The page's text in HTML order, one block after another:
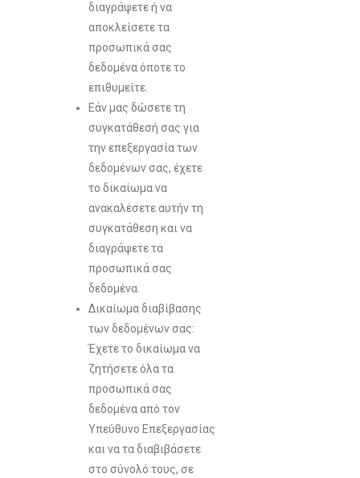
διαγράψετε ή να
αποκλείσετε τα
προσωπικά σας
δεδομένα όποτε το
επιθυμείτε.
Εάν μας δώσετε τη
συγκατάθεσή σας για
την επεξεργασία των
δεδομένων σας, έχετε
το δικαίωμα να
ανακαλέσετε αυτήν τη
συγκατάθεση και να
διαγράψετε τα
προσωπικά σας
δεδομένα.
Δικαίωμα διαβίβασης
των δεδομένων σας:
Έχετε το δικαίωμα να
ζητήσετε όλα τα
προσωπικά σας
δεδομένα από τον
Υπεύθυνο Επεξεργασίας
και να τα διαβιβάσετε
στο σύνολό τους, σε